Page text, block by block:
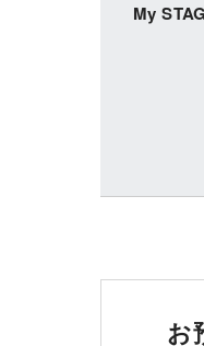
My
お